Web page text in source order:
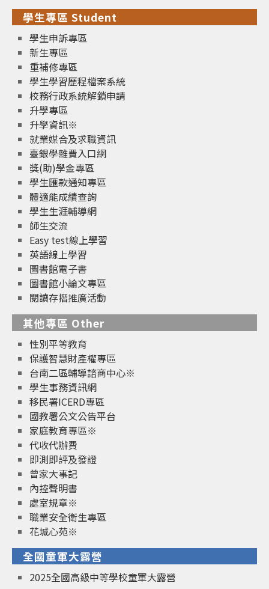
學生專區 Student
學生申訴專區
新生專區
重補修專區
學生學習歷程檔案系統
校務行政系統解鎖申請
升學專區
升學資訊※
就業媒合及求職資訊
臺銀學雜費入口網
獎(助)學金專區
學生匯款通知專區
體適能成績查詢
學生生涯輔導網
師生交流
Easy test線上學習
英語線上學習
圖書館電子書
圖書館小論文專區
閱讀存摺推廣活動
其他專區 Other
性別平等教育
保護智慧財產權專區
台南二區輔導諮商中心※
學生事務資訊網
移民署ICERD專區
國教署公文公告平台
家庭教育專區※
代收代辦費
即測即評及發證
曾家大事記
內控聲明書
處室規章※
職業安全衛生專區
花城心苑※
全國童軍大露營
2025全國高級中等學校童軍大露營